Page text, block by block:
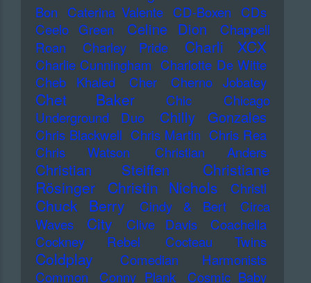
Bon
Caterina Valente CD-Boxen
CDs
Ceelo Green
Celine Dion
Chappell
Roan
Charley Pride Charli XCX
Charlie Cunningham Charlotte De Witte
Cheb Khaled
Cher Cherno Jobatey
Chet Baker Chic
Chicago
Underground Duo
Chilly Gonzales
Chris Blackwell Chris Martin Chris Rea
Chris Watson
Christian Anders
Christian Steiffen
Christiane
Rösinger
Christin Nichols Christl
Chuck Berry Cindy & Bert
Circa
Waves
City Clive Davis
Coachella
Cockney Rebel
Cocteau Twins
Coldplay
Comedian Harmonists
Common
Conny Plank
Cosmic Baby